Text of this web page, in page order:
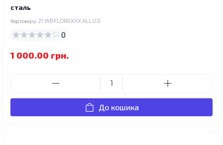
сталь
Код товару: 21.WBFLORXXXX.ALL.0.0
0
1 000.00 грн.
До кошика